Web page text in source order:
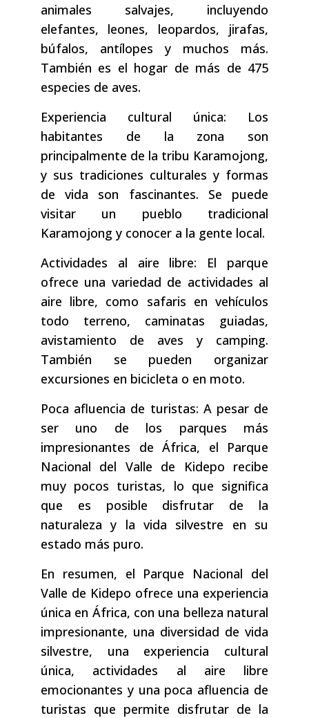
animales salvajes, incluyendo
elefantes, leones, leopardos, jirafas,
búfalos, antílopes y muchos más.
También es el hogar de más de 475
especies de aves.
Experiencia cultural única: Los
habitantes de la zona son
principalmente de la tribu Karamojong,
y sus tradiciones culturales y formas
de vida son fascinantes. Se puede
visitar un pueblo tradicional
Karamojong y conocer a la gente local.
Actividades al aire libre: El parque
ofrece una variedad de actividades al
aire libre, como safaris en vehículos
todo terreno, caminatas guiadas,
avistamiento de aves y camping.
También se pueden organizar
excursiones en bicicleta o en moto.
Poca afluencia de turistas: A pesar de
ser uno de los parques más
impresionantes de África, el Parque
Nacional del Valle de Kidepo recibe
muy pocos turistas, lo que significa
que es posible disfrutar de la
naturaleza y la vida silvestre en su
estado más puro.
En resumen, el Parque Nacional del
Valle de Kidepo ofrece una experiencia
única en África, con una belleza natural
impresionante, una diversidad de vida
silvestre, una experiencia cultural
única, actividades al aire libre
emocionantes y una poca afluencia de
turistas que permite disfrutar de la